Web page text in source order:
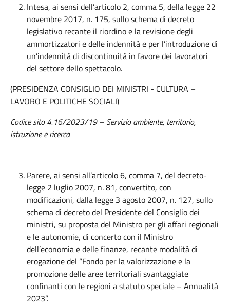
Intesa, ai sensi dell’articolo 2, comma 5, della legge 22
novembre 2017, n. 175, sullo schema di decreto
legislativo recante il riordino e la revisione degli
ammortizzatori e delle indennità e per l’introduzione di
un’indennità di discontinuità in favore dei lavoratori
del settore dello spettacolo.
(PRESIDENZA CONSIGLIO DEI MINISTRI - CULTURA –
LAVORO E POLITICHE SOCIALI)
Codice sito 4.16/2023/19 – Servizio ambiente, territorio,
istruzione e ricerca
Parere, ai sensi all’articolo 6, comma 7, del decreto-
legge 2 luglio 2007, n. 81, convertito, con
modificazioni, dalla legge 3 agosto 2007, n. 127, sullo
schema di decreto del Presidente del Consiglio dei
ministri, su proposta del Ministro per gli affari regionali
e le autonomie, di concerto con il Ministro
dell’economia e delle finanze, recante modalità di
erogazione del “Fondo per la valorizzazione e la
promozione delle aree territoriali svantaggiate
confinanti con le regioni a statuto speciale – Annualità
2023”.